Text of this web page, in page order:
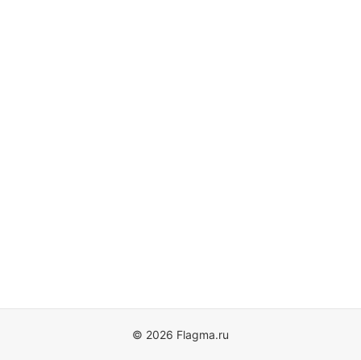
© 2026 Flagma.ru